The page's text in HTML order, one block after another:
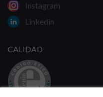
Instagram
Linkedin
CALIDAD